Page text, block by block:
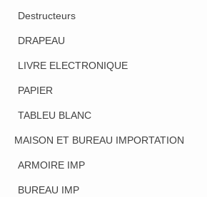
Destructeurs
DRAPEAU
LIVRE ELECTRONIQUE
PAPIER
TABLEU BLANC
MAISON ET BUREAU IMPORTATION
ARMOIRE IMP
BUREAU IMP